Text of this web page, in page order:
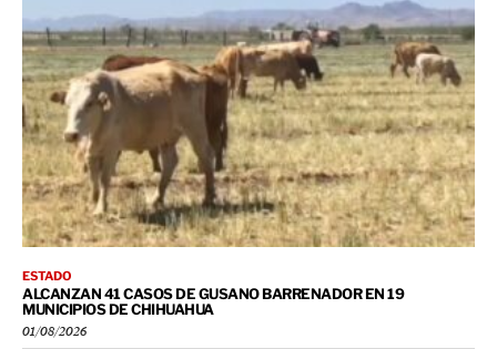
ESTADO
ALCANZAN 41 CASOS DE GUSANO BARRENADOR EN 19
MUNICIPIOS DE CHIHUAHUA
01/08/2026